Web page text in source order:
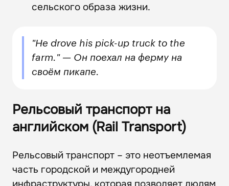
сельского образа жизни.
"He drove his pick-up truck to the
farm." — Он поехал на ферму на
своём пикапе.
Рельсовый транспорт на
английском (Rail Transport)
Рельсовый транспорт – это неотъемлемая
часть городской и междугородней